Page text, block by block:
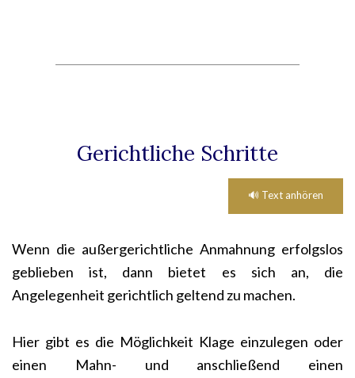
Gerichtliche Schritte
🔊 Text anhören
Wenn die außergerichtliche Anmahnung erfolgslos
geblieben ist, dann bietet es sich an, die
Angelegenheit gerichtlich geltend zu machen.
Hier gibt es die Möglichkeit Klage einzulegen oder
einen Mahn- und anschließend einen